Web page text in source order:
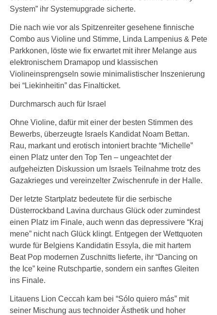
System” ihr Systemupgrade sicherte.
Die nach wie vor als Spitzenreiter gesehene finnische
Combo aus Violine und Stimme, Linda Lampenius & Pete
Parkkonen, löste wie fix erwartet mit ihrer Melange aus
elektronischem Dramapop und klassischen
Violineinsprengseln sowie minimalistischer Inszenierung
bei “Liekinheitin” das Finalticket.
Durchmarsch auch für Israel
Ohne Violine, dafür mit einer der besten Stimmen des
Bewerbs, überzeugte Israels Kandidat Noam Bettan.
Rau, markant und erotisch intoniert brachte “Michelle”
einen Platz unter den Top Ten – ungeachtet der
aufgeheizten Diskussion um Israels Teilnahme trotz des
Gazakrieges und vereinzelter Zwischenrufe in der Halle.
Der letzte Startplatz bedeutete für die serbische
Düsterrockband Lavina durchaus Glück oder zumindest
einen Platz im Finale, auch wenn das depressivere “Kraj
mene” nicht nach Glück klingt. Entgegen der Wettquoten
wurde für Belgiens Kandidatin Essyla, die mit hartem
Beat Pop modernen Zuschnitts lieferte, ihr “Dancing on
the Ice” keine Rutschpartie, sondern ein sanftes Gleiten
ins Finale.
Litauens Lion Ceccah kam bei “Sólo quiero más” mit
seiner Mischung aus technoider Ästhetik und hoher